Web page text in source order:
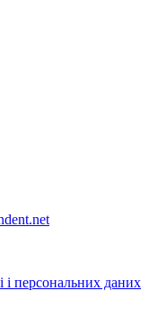
і персональних даних